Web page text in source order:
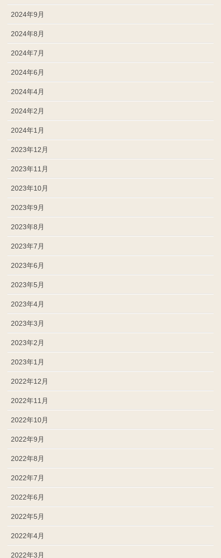
2024年9月
2024年8月
2024年7月
2024年6月
2024年4月
2024年2月
2024年1月
2023年12月
2023年11月
2023年10月
2023年9月
2023年8月
2023年7月
2023年6月
2023年5月
2023年4月
2023年3月
2023年2月
2023年1月
2022年12月
2022年11月
2022年10月
2022年9月
2022年8月
2022年7月
2022年6月
2022年5月
2022年4月
2022年3月